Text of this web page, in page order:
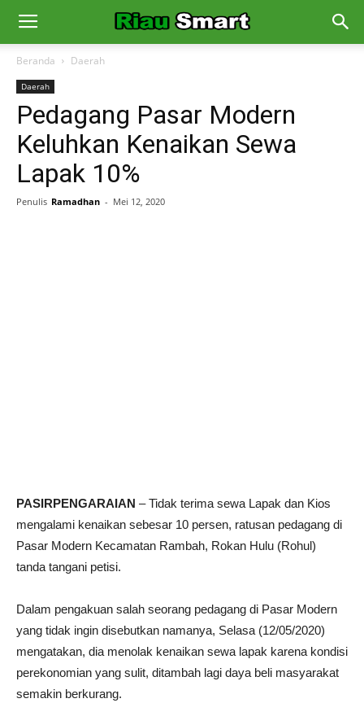
Beranda Daerah
Daerah
Pedagang Pasar Modern
Keluhkan Kenaikan Sewa
Lapak 10%
Penulis Ramadhan - Mei 12, 2020
PASIRPENGARAIAN – Tidak terima sewa Lapak dan Kios
mengalami kenaikan sebesar 10 persen, ratusan pedagang di
Pasar Modern Kecamatan Rambah, Rokan Hulu (Rohul)
tanda tangani petisi.
Dalam pengakuan salah seorang pedagang di Pasar Modern
yang tidak ingin disebutkan namanya, Selasa (12/05/2020)
mengatakan, dia menolak kenaikan sewa lapak karena kondisi
perekonomian yang sulit, ditambah lagi daya beli masyarakat
semakin berkurang.